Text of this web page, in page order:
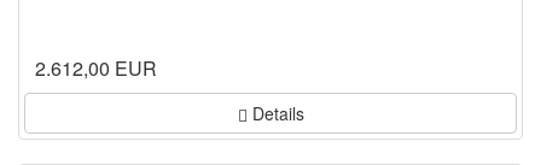
2.612,00 EUR
Details